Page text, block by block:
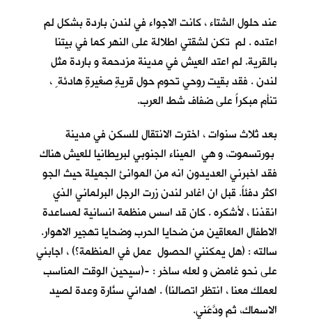
عند حلول الشتاء ، كانت الاجواء في لندن باردة بشكل لم
اعتده . لم تكن لشقتي اطلالة على النهر كما في بيتنا
بالقرية. لم اعتد العيش في مدينة مزدحمة و باردة مثل
لندن . فقد بقيت روحي تحوم حول قريةٍ صغيرةٍ هادئة ٍ ،
تنأم مبكراً على ضفاف شط العرب.
بعد ثلاث سنوات ، اخترت الانتقال للسكن في مدينة
بورتسموت، و هي الميناء الجنوبي لبريطانيا للعيش هناك
فقد اخبرني العديدون انه من الموانئ الجميلة حيث الجو
اكثر دفئاً. قبل ان اغادر لندن زرت الرجل البرلماني الذي
انقذنا ، لأشكره . كان قد اسس منظمة انسانية لمساعدة
الاطفال المعاقين من ضحايا الحرب وضحايا تهجير الاهوار.
سالته : (هل يمكنني الحصول عمل في المنظمة؟) ، اجابني
على نحو غامض و لعله ساخر : -(سيحين الوقت المناسب
لعملك معنا ، انتظر اتصالنا) . اهداني سنَّارة وعدة لصيد
الاسماك، ثم ودَّعَني.